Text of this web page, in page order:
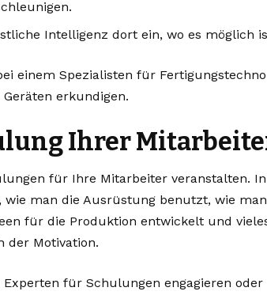
Intelligenz dort ein, wo es möglich
einem Spezialisten für
erkundigen.
Ihrer
für Ihre Mitarbeiter veranstalten.
wie man die Ausrüstung benutzt, wie
für die Produktion entwickelt und
der Motivation.
Experten für Schulungen engagieren oder